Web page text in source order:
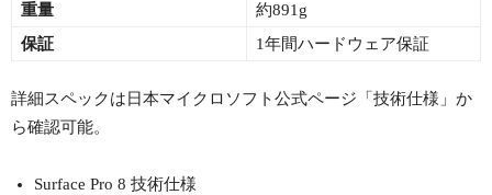
重量
約891g
保証
1年間ハードウェア保証
詳細スペックは日本マイクロソフト公式ページ「技術仕様」か
ら確認可能。
Surface Pro 8 技術仕様